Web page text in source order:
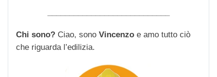
Chi sono? Ciao, sono Vincenzo e amo tutto ciò
che riguarda l’edilizia.